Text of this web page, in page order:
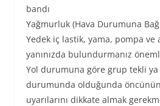
bandı
Yağmurluk (Hava Durumuna
Yedek iç lastik, yama, pompa ve
yanınızda bulundurmanız
Yol durumuna göre grup tekli
durumunda olduğunda öncünün
uyarılarını dikkate almak